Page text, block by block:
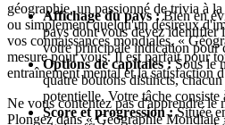
géographie, un passionné de trivia à
ou simplement quelqu'un désireux
vos connaissances mondiales, «
mesure pour vous. Il est parfait pour
entraînement mental et la satisfaction
Ne vous contentez pas d'apprendre le
Plongez dans « Géographie Mondiale
Affichage du pays :Bien en
pays dont vous devez identifier
votre principale indication pour
Options de capitales :Sous le
quatre boutons distincts,
potentielle. Votre tâche
Score et progression :Située